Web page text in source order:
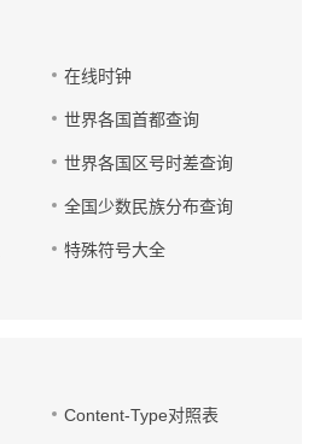
在线时钟
世界各国首都查询
世界各国区号时差查询
全国少数民族分布查询
特殊符号大全
Content-Type对照表